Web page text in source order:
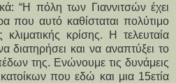
“Η πόλη των Γιαννιτσών έχει
που αυτό καθίσταται πολύτιμο
κρίσης. Η τελευταία
διατηρήσει και να αναπτύξει το
της. Ενώνουμε τις δυνάμεις
που εδώ και μια 15ετία